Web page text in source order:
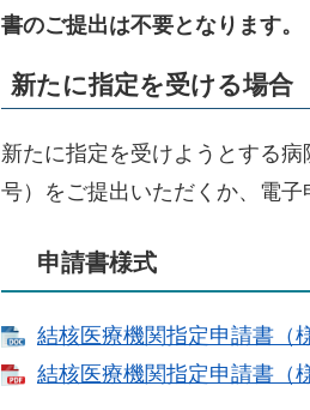
書のご提出は不要となります。
新たに指定を受ける場合
新たに指定を受けようとする
号）をご提出いただくか、電子
申請書様式
結核医療機関指定申請書（
結核医療機関指定申請書（